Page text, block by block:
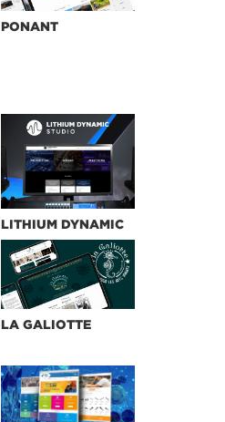
PONANT
LITHIUM DYNAMIC
LA GALIOTTE